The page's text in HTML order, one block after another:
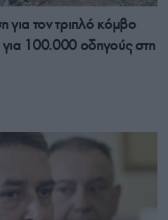
για τον τριπλό κόμβο
100.000 οδηγούς στη